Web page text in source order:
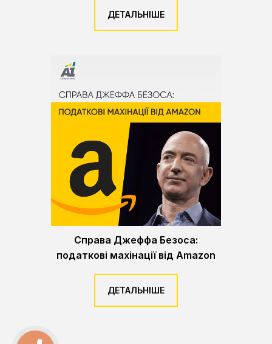
ДЕТАЛЬНІШЕ
Справа Джеффа Безоса:
податкові махінації від Amazon
ДЕТАЛЬНІШЕ